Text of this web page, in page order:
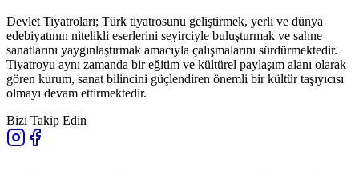
Devlet Tiyatroları; Türk tiyatrosunu geliştirmek, yerli ve dünya
edebiyatının nitelikli eserlerini seyirciyle buluşturmak ve sahne
sanatlarını yaygınlaştırmak amacıyla çalışmalarını sürdürmektedir.
Tiyatroyu aynı zamanda bir eğitim ve kültürel paylaşım alanı olarak
gören kurum, sanat bilincini güçlendiren önemli bir kültür taşıyıcısı
olmayı devam ettirmektedir.
Bizi Takip Edin